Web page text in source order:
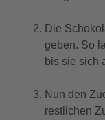
Die
geben. So
bis sie sich
Nun den
restlichen